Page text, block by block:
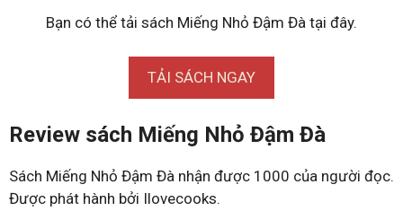
Bạn có thể tải sách Miếng Nhỏ Đậm Đà tại đây.
TẢI SÁCH NGAY
Review sách Miếng Nhỏ Đậm Đà
Sách Miếng Nhỏ Đậm Đà nhận được 1000 của người đọc.
Được phát hành bởi Ilovecooks.